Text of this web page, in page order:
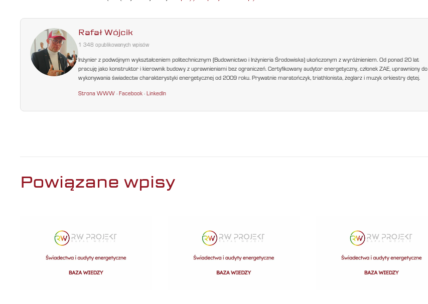
Rafał Wójcik
1 348 opublikowanych wpisów
Inżynier z podwójnym wykształceniem politechnicznym (Budownictwo i Inżynieria Środowiska) ukończonym z wyróżnieniem. Od ponad 20 lat
pracuję jako konstruktor i kierownik budowy z uprawnieniami bez ograniczeń. Certyfikowany audytor energetyczny, członek ZAE, uprawniony do
wykonywania świadectw charakterystyki energetycznej od 2009 roku. Prywatnie maratończyk, triathlonista, żeglarz i muzyk orkiestry dętej.
Strona WWW ·Facebook ·LinkedIn
Powiązane wpisy